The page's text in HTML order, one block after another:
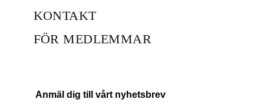
KONTAKT
FÖR MEDLEMMAR
Anmäl dig till vårt nyhetsbrev